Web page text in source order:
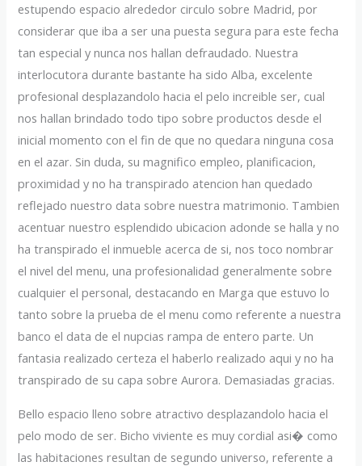
estupendo espacio alrededor circulo sobre Madrid, por
considerar que iba a ser una puesta segura para este fecha
tan especial y nunca nos hallan defraudado. Nuestra
interlocutora durante bastante ha sido Alba, excelente
profesional desplazandolo hacia el pelo increible ser, cual
nos hallan brindado todo tipo sobre productos desde el
inicial momento con el fin de que no quedara ninguna cosa
en el azar. Sin duda, su magnifico empleo, planificacion,
proximidad y no ha transpirado atencion han quedado
reflejado nuestro data sobre nuestra matrimonio. Tambien
acentuar nuestro esplendido ubicacion adonde se halla y no
ha transpirado el inmueble acerca de si, nos toco nombrar
el nivel del menu, una profesionalidad generalmente sobre
cualquier el personal, destacando en Marga que estuvo lo
tanto sobre la prueba de el menu como referente a nuestra
banco el data de el nupcias rampa de entero parte. Un
fantasia realizado certeza el haberlo realizado aqui y no ha
transpirado de su capa sobre Aurora. Demasiadas gracias.
Bello espacio lleno sobre atractivo desplazandolo hacia el
pelo modo de ser. Bicho viviente es muy cordial asi� como
las habitaciones resultan de segundo universo, referente a